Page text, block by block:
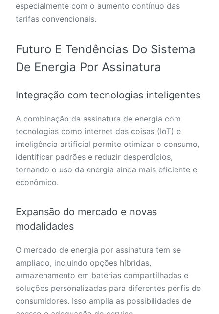
especialmente com o aumento contínuo das
tarifas convencionais.
Futuro E Tendências Do Sistema
De Energia Por Assinatura
Integração com tecnologias inteligentes
A combinação da assinatura de energia com
tecnologias como internet das coisas (IoT) e
inteligência artificial permite otimizar o consumo,
identificar padrões e reduzir desperdícios,
tornando o uso da energia ainda mais eficiente e
econômico.
Expansão do mercado e novas
modalidades
O mercado de energia por assinatura tem se
ampliado, incluindo opções híbridas,
armazenamento em baterias compartilhadas e
soluções personalizadas para diferentes perfis de
consumidores. Isso amplia as possibilidades de